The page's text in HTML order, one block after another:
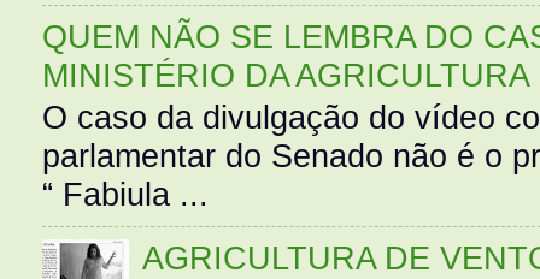
QUEM NÃO SE LEMBRA DO
MINISTÉRIO DA AGRICULTURA
O caso da divulgação do vídeo
parlamentar do Senado não é o
“ Fabiula ...
AGRICULTURA DE